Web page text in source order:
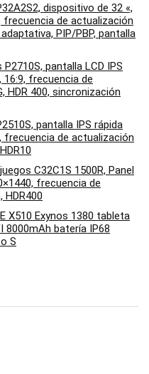
dispositivo de 32 «,
frecuencia de actualización
PIP/PBP, pantalla
pantalla LCD IPS
16:9, frecuencia de
HDR 400, sincronización
pantalla IPS rápida
frecuencia de actualización
C32C1S 1500R, Panel
frecuencia de
X510 Exynos 1380 tableta
8000mAh batería IP68
S